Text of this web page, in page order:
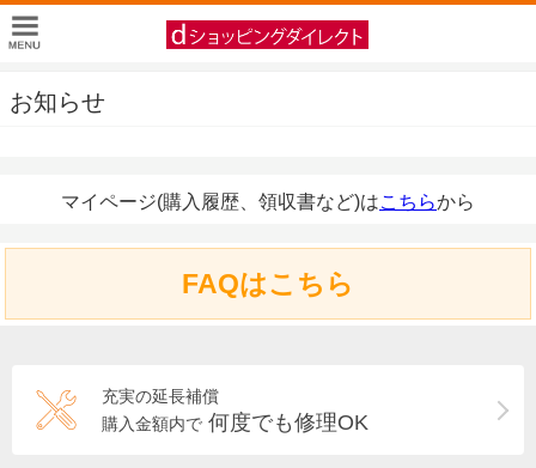
お知らせ
マイページ(購入履歴、領収書など)はこちらから
FAQはこちら
充実の延長補償
購入金額内で 何度でも修理OK